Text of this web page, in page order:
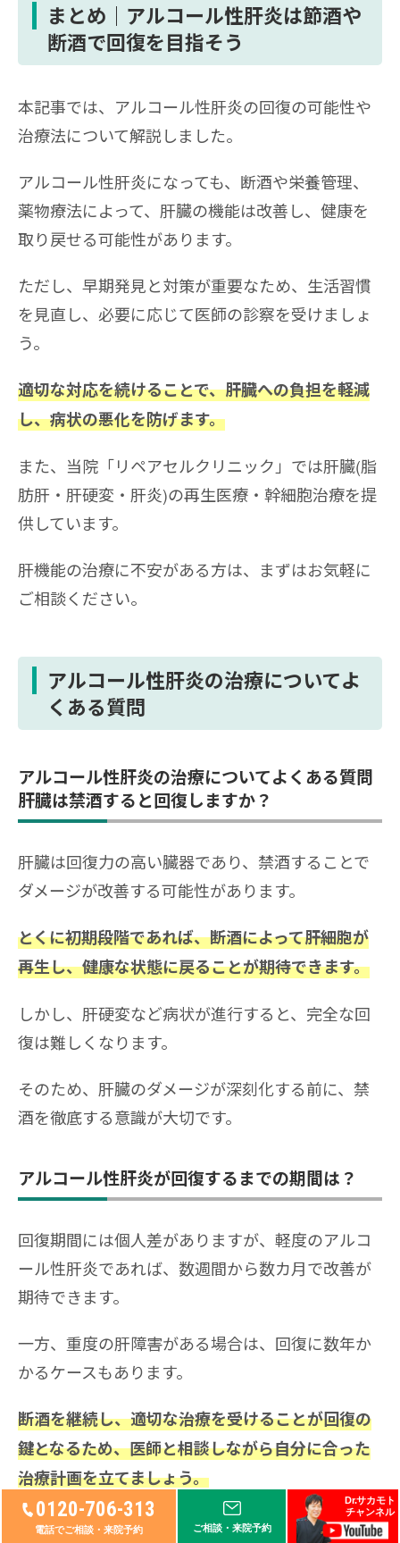
0120-706-313
電話でご相談・来院予約 ご相談・来院予約
Dr.サカモト
チャンネル
まとめ｜アルコール性肝炎は節酒や
断酒で回復を目指そう
本記事では、アルコール性肝炎の回復の可能性や
治療法について解説しました。
アルコール性肝炎になっても、断酒や栄養管理、
薬物療法によって、肝臓の機能は改善し、健康を
取り戻せる可能性があります。
ただし、早期発見と対策が重要なため、生活習慣
を見直し、必要に応じて医師の診察を受けましょ
う。
適切な対応を続けることで、肝臓への負担を軽減
し、病状の悪化を防げます。
また、当院「リペアセルクリニック」では肝臓(脂
肪肝・肝硬変・肝炎)の再生医療・幹細胞治療を提
供しています。
肝機能の治療に不安がある方は、まずはお気軽に
ご相談ください。
アルコール性肝炎の治療についてよ
くある質問
アルコール性肝炎の治療についてよくある質問
肝臓は禁酒すると回復しますか？
肝臓は回復力の高い臓器であり、禁酒することで
ダメージが改善する可能性があります。
とくに初期段階であれば、断酒によって肝細胞が
再生し、健康な状態に戻ることが期待できます。
しかし、肝硬変など病状が進行すると、完全な回
復は難しくなります。
そのため、肝臓のダメージが深刻化する前に、禁
酒を徹底する意識が大切です。
アルコール性肝炎が回復するまでの期間は？
回復期間には個人差がありますが、軽度のアルコ
ール性肝炎であれば、数週間から数カ月で改善が
期待できます。
一方、重度の肝障害がある場合は、回復に数年か
かるケースもあります。
断酒を継続し、適切な治療を受けることが回復の
鍵となるため、医師と相談しながら自分に合った
治療計画を立てましょう。
また、当院「リペアセルクリニック」では肝硬